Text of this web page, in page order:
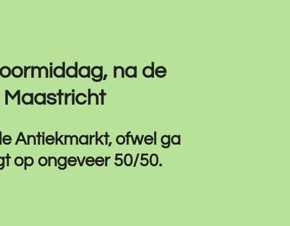
na de
Maastricht
Antiekmarkt, ofwel ga
op ongeveer 50/50.